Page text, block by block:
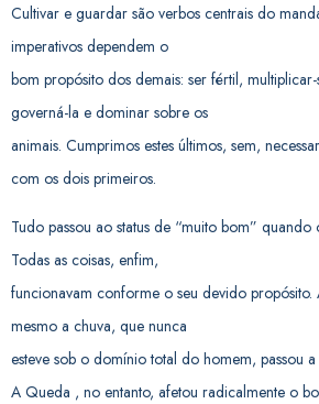
Cultivar e guardar são verbos centrais do
imperativos dependem o
bom propósito dos demais: ser fértil,
governá-la e dominar sobre os
animais. Cumprimos estes últimos, sem,
com os dois primeiros.
Tudo passou ao status de “muito bom”
Todas as coisas, enfim,
funcionavam conforme o seu devido
mesmo a chuva, que nunca
esteve sob o domínio total do homem, passou a
A Queda , no entanto, afetou radicalmente o